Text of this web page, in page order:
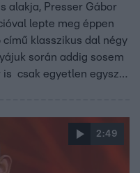
alakja, Presser Gábor
lepte meg éppen
című klasszikus dal négy
során addig sosem
csak egyetlen egyszer
2:49